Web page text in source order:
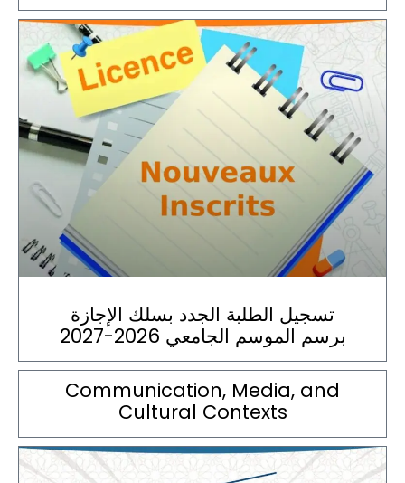
تسجيل الطلبة الجدد بسلك الإجازة
برسم الموسم الجامعي 2026-2027
Communication, Media, and
Cultural Contexts